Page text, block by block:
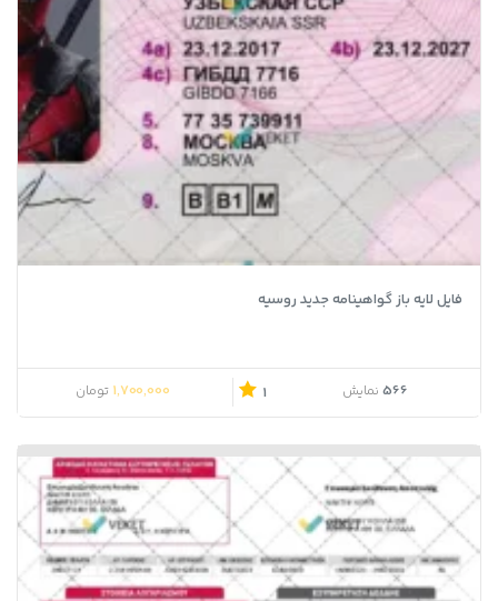
فایل لایه باز گواهینامه جدید روسیه
566 نمایش 1
1,700,000 تومان